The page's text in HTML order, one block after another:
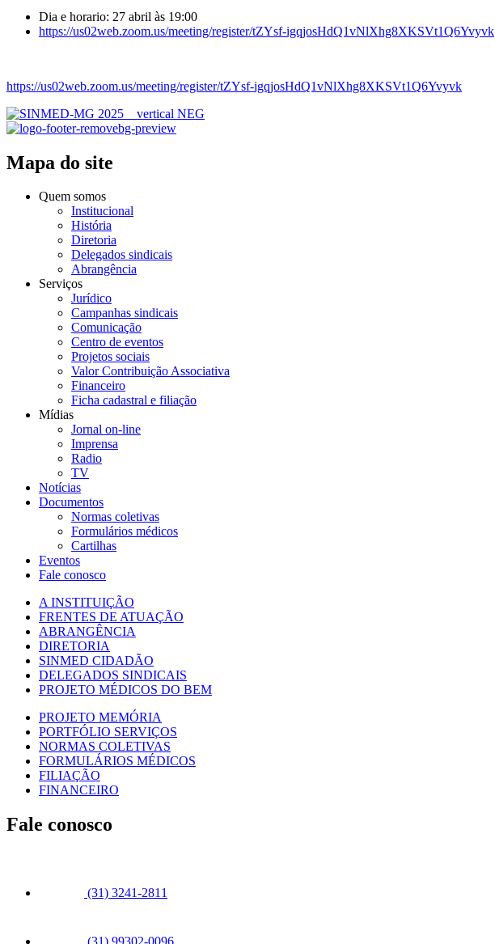
Dia e horario: 27 abril às 19:00
https://us02web.zoom.us/meeting/register/tZYsf-igqjosHdQ1vNlXhg8XKSVt1Q6Yvyvk
https://us02web.zoom.us/meeting/register/tZYsf-igqjosHdQ1vNlXhg8XKSVt1Q6Yvyvk
Mapa do site
Quem somos
Institucional
História
Diretoria
Delegados sindicais
Abrangência
Serviços
Jurídico
Campanhas sindicais
Comunicação
Centro de eventos
Projetos sociais
Valor Contribuição Associativa
Financeiro
Ficha cadastral e filiação
Mídias
Jornal on-line
Imprensa
Radio
TV
Notícias
Documentos
Normas coletivas
Formulários médicos
Cartilhas
Eventos
Fale conosco
A INSTITUIÇÃO
FRENTES DE ATUAÇÃO
ABRANGÊNCIA
DIRETORIA
SINMED CIDADÃO
DELEGADOS SINDICAIS
PROJETO MÉDICOS DO BEM
PROJETO MEMÓRIA
PORTFÓLIO SERVIÇOS
NORMAS COLETIVAS
FORMULÁRIOS MÉDICOS
FILIAÇÃO
FINANCEIRO
Fale conosco
(31) 3241-2811